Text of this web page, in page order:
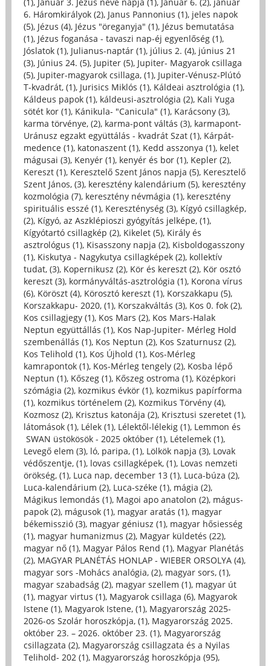
(1), Január 3. Jézus neve napja (1), Január 6. (2), január
6. Háromkirályok (2), Janus Pannonius (1), jeles napok
(5), Jézus (4), Jézus "öreganyja" (1), Jézus bemutatása
(1), Jézus foganása - tavaszi nap-éj egyenlőség (1),
Jóslatok (1), Julianus-naptár (1), július 2. (4), június 21
(3), Június 24. (5), Jupiter (5), Jupiter- Magyarok csillaga
(5), Jupiter-magyarok csillaga, (1), Jupiter-Vénusz-Plútó
T-kvadrát, (1), Jurisics Miklós (1), Káldeai asztrológia (1),
Káldeus papok (1), káldeusi-asztrológia (2), Kali Yuga
sötét kor (1), Kánikula- "Canicula" (1), Karácsony (3),
karma törvénye, (2), karma-pont váltás (3), karmapont-
Uránusz egzakt együttálás - kvadrát Szat (1), Kárpát-
medence (1), katonaszent (1), Kedd asszonya (1), kelet
mágusai (3), Kenyér (1), kenyér és bor (1), Kepler (2),
Kereszt (1), Keresztelő Szent János napja (5), Keresztelő
Szent János, (3), keresztény kalendárium (5), keresztény
kozmológia (7), keresztény névmágia (1), keresztény
spirituális esszé (1), Kereszténység (3), Kígyó csillagkép,
(2), Kígyó, az Aszklépioszi gyógyítás jelképe, (1),
Kígyótartó csillagkép (2), Kikelet (5), Király és
asztrológus (1), Kisasszony napja (2), Kisboldogasszony
(1), Kiskutya - Nagykutya csillagképek (2), kollektív
tudat, (3), Kopernikusz (2), Kör és kereszt (2), Kör osztó
kereszt (3), kormányváltás-asztrológia (1), Korona vírus
(6), Köröszt (4), Körosztó kereszt (1), Korszakkapu (5),
Korszakkapu- 2020, (1), Korszakváltás (3), Kos 0. fok (2),
Kos csillagjegy (1), Kos Mars (2), Kos Mars-Halak
Neptun együttállás (1), Kos Nap-Jupiter- Mérleg Hold
szembenállás (1), Kos Neptun (2), Kos Szaturnusz (2),
Kos Telihold (1), Kos Újhold (1), Kos-Mérleg
kamrapontok (1), Kos-Mérleg tengely (2), Kosba lépő
Neptun (1), Kőszeg (1), Kőszeg ostroma (1), Középkori
szómágia (2), kozmikus évkör (1), kozmikus papírforma
(1), kozmikus történelem (2), Kozmikus Törvény (4),
Kozmosz (2), Krisztus katonája (2), Krisztusi szeretet (1),
látomások (1), Lélek (1), Lélektől-lélekig (1), Lemmon és
SWAN üstökösök - 2025 október (1), Lételemek (1),
Levegő elem (3), ló, paripa, (1), Lölkök napja (3), Lovak
védőszentje, (1), lovas csillagképek, (1), Lovas nemzeti
örökség, (1), Luca nap, december 13 (1), Luca-búza (2),
Luca-kalendárium (2), Luca-széke (1), mágia (2),
Mágikus lemondás (1), Magoi apo anatolon (2), mágus-
papok (2), mágusok (1), magyar aratás (1), magyar
békemisszió (3), magyar géniusz (1), magyar hősiesség
(1), magyar humanizmus (2), Magyar küldetés (22),
magyar nő (1), Magyar Pálos Rend (1), Magyar Planétás
(2), MAGYAR PLANÉTÁS HONLAP - WIEBER ORSOLYA (4),
magyar sors -Mohács analógia, (2), magyar sors, (1),
magyar szabadság (2), magyar szellem (1), magyar út
(1), magyar virtus (1), Magyarok csillaga (6), Magyarok
Istene (1), Magyarok Istene, (1), Magyarország 2025-
2026-os Szolár horoszkópja, (1), Magyarország 2025.
október 23. – 2026. október 23. (1), Magyarország
csillagzata (2), Magyarország csillagzata és a Nyilas
Telihold- 202 (1), Magyarország horoszkópja (95),